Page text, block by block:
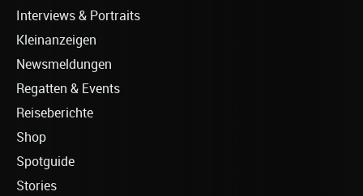
Interviews & Portraits
Kleinanzeigen
Newsmeldungen
Regatten & Events
Reiseberichte
Shop
Spotguide
Stories